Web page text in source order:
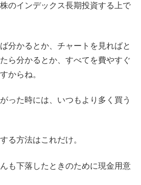
のインデックス長期投資する上で
分かるとか、チャートを見ればと
ら分かるとか、すべてを費やすぐ
からね。
った時には、いつもより多く買う
る方法はこれだけ。
も下落したときのために現金用意